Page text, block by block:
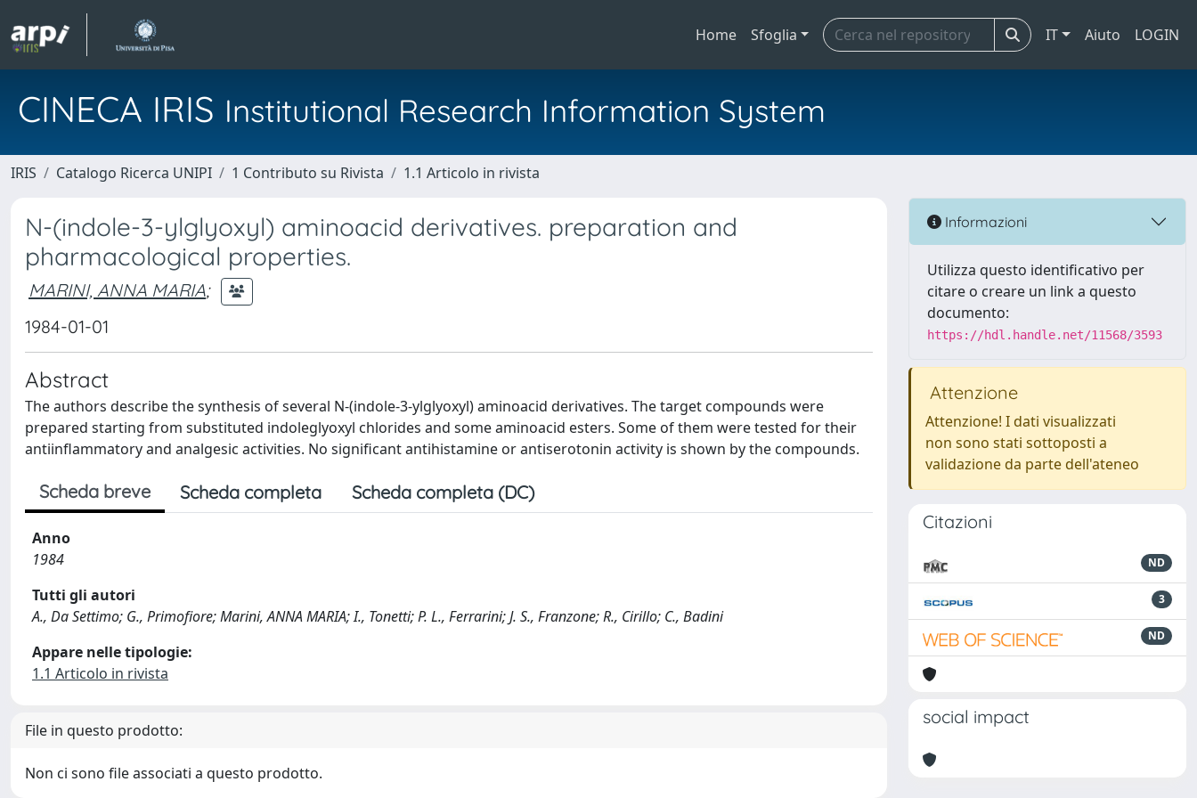
Home Sfoglia IT Aiuto LOGIN
CINECA IRIS Institutional Research Information System
IRIS Catalogo Ricerca UNIPI 1 Contributo su Rivista 1.1 Articolo in rivista
N-(indole-3-ylglyoxyl) aminoacid derivatives. preparation and
pharmacological properties.
MARINI, ANNA MARIA;
1984-01-01
Abstract
The authors describe the synthesis of several N-(indole-3-ylglyoxyl) aminoacid derivatives. The target compounds were
prepared starting from substituted indoleglyoxyl chlorides and some aminoacid esters. Some of them were tested for their
antiinflammatory and analgesic activities. No significant antihistamine or antiserotonin activity is shown by the compounds.
Scheda breve Scheda completa Scheda completa (DC)
Anno
1984
Tutti gli autori
A., Da Settimo; G., Primofiore; Marini, ANNA MARIA; I., Tonetti; P. L., Ferrarini; J. S., Franzone; R., Cirillo; C., Badini
Appare nelle tipologie:
1.1 Articolo in rivista
File in questo prodotto:
Non ci sono file associati a questo prodotto.
Informazioni
Utilizza questo identificativo per
citare o creare un link a questo
documento:
https://hdl.handle.net/11568/3593
Attenzione
Attenzione! I dati visualizzati
non sono stati sottoposti a
validazione da parte dell'ateneo
Citazioni
ND
3
ND
social impact